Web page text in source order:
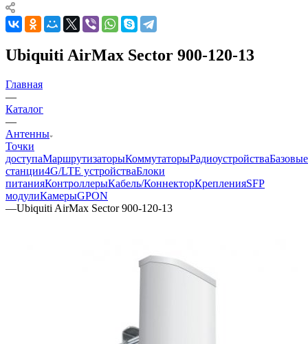
Ubiquiti AirMax Sector 900-120-13
Главная
—
Каталог
—
Антенны
Точки
доступаМаршрутизаторыКоммутаторыРадиоустройстваБазовые
станции4G/LTE устройстваБлоки
питанияКонтроллерыКабель/КоннекторКрепленияSFP
модулиКамерыGPON
—Ubiquiti AirMax Sector 900-120-13